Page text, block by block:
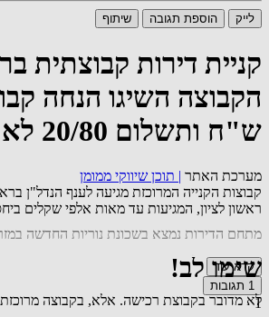
לייק הוספת תגובה שיתוף
קניית דירות קבוצתית
ש"ח ותשלום 20/80 לא צמוד מדד. להצטרפות לקבוצה 055-432-6275
מערכת האתר | תוכן שיווקי ממומן
ראשון לציון, המגיעות עד מאות אלפי שקלים
מתחם הדירות נמצא בשכונת נוריות החדשה
שימו לב!
לא מדובר בקבוצת רכישה. אלא, בקבוצה
קרא עוד
1 תגובות
1